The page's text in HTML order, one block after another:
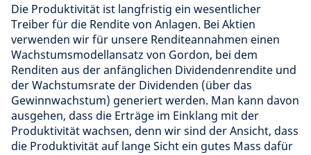
Die Produktivität ist langfristig ein wesentlicher
Treiber für die Rendite von Anlagen. Bei Aktien
verwenden wir für unsere Renditeannahmen einen
Wachstumsmodellansatz von Gordon, bei dem
Renditen aus der anfänglichen Dividendenrendite und
der Wachstumsrate der Dividenden (über das
Gewinnwachstum) generiert werden. Man kann davon
ausgehen, dass die Erträge im Einklang mit der
Produktivität wachsen, denn wir sind der Ansicht, dass
die Produktivität auf lange Sicht ein gutes Mass dafür